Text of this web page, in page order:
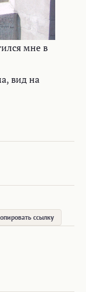
мне в
вид на
ссылку